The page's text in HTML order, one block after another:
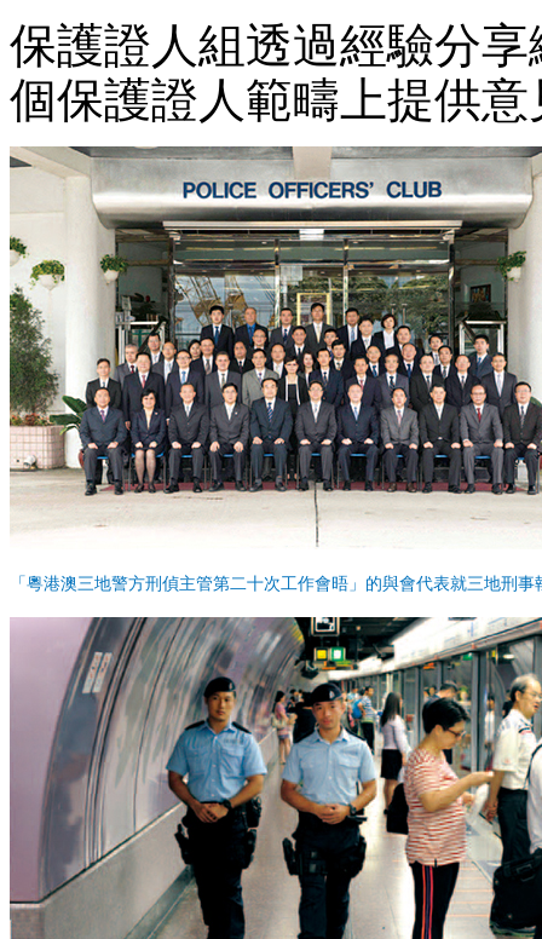
保護證人組透過經驗分
個保護證人範疇上提供意
「粵港澳三地警方刑偵主管第二十次工作會晤」的與會代表就三地刑